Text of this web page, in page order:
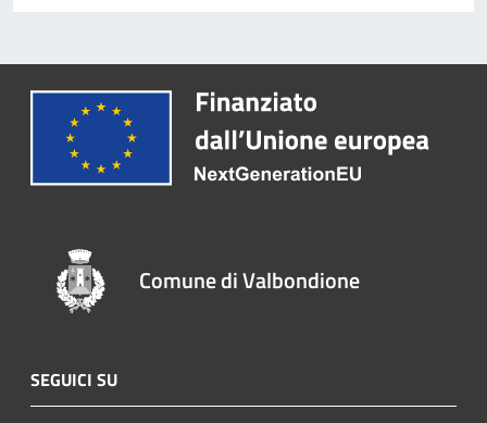
Comune di Valbondione
SEGUICI SU